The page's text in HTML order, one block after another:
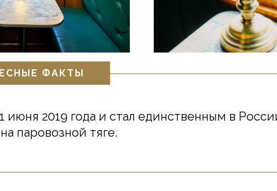
ФАКТЫ
1 июня 2019 года и стал единственным в
паровозной тяге.